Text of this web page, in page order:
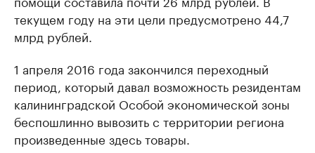
текущем году на эти цели предусмотрено 44,7
млрд рублей.
1 апреля 2016 года закончился переходный
период, который давал возможность резидентам
калининградской Особой экономической зоны
беспошлинно вывозить с территории региона
произведенные здесь товары.